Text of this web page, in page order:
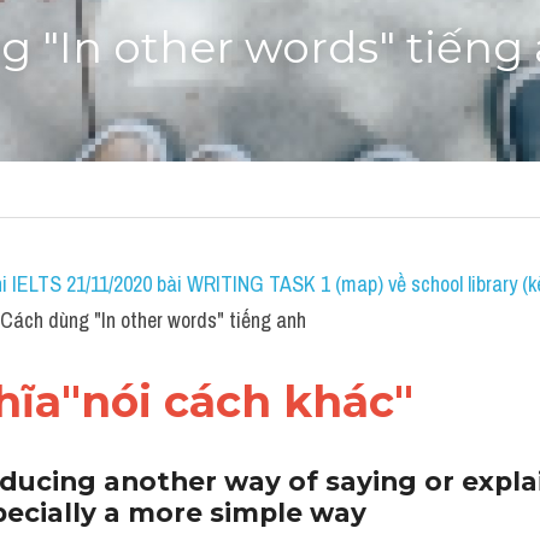
"In other words" tiếng
IELTS 21/11/2020 bài WRITING TASK 1 (map) về school library
dùng "In other words" tiếng anh
cách khác"
another way of saying or
a more simple way